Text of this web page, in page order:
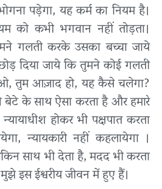
पड़ेगा, यह कर्म का नियम है।
को कभी भगवान नहीं तोड़ता।
गलती करके उसका बच्चा जाये
दिया जाये कि तुमने कोई गलती
तुम आज़ाद हो, यह कैसे चलेगा?
के साथ ऐसा करता है और हमारे
होकर भी पक्षपात करता
न्यायकारी नहीं कहलायेगा ।
साथ भी देता है, मदद भी करता
इस ईश्वरीय जीवन में हुए हैं।